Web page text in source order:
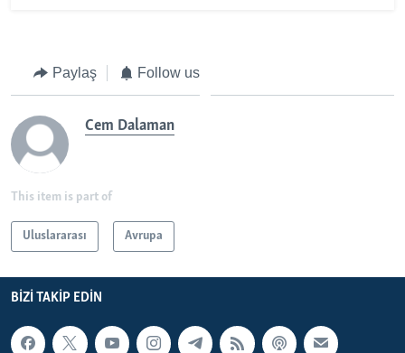
Paylaş Follow us
Cem Dalaman
This item is part of
Uluslararası Avrupa
BIZI TAKIP EDIN